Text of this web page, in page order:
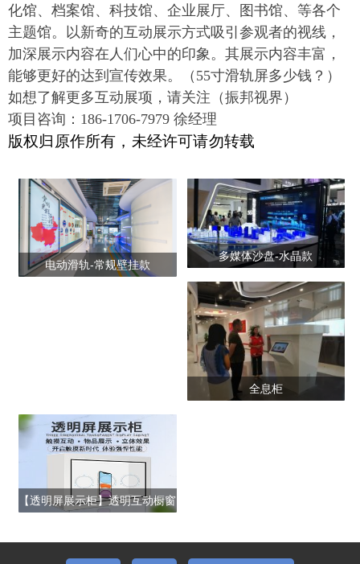
化馆、档案馆、科技馆、企业展厅、图书馆、等各个
主题馆。以新奇的互动展示方式吸引参观者的视线，
加深展示内容在人们心中的印象。其展示内容丰富，
能够更好的达到宣传效果。（55寸滑轨屏多少钱？）
如想了解更多互动展项，请关注（振邦视界 ）
项目咨询：186-1706-7979 徐经理
版权归原作所有，未经许可请勿转载
电动滑轨-常规壁挂款
多媒体沙盘-水晶款
全息柜
【透明屏展示柜】透明互动橱窗